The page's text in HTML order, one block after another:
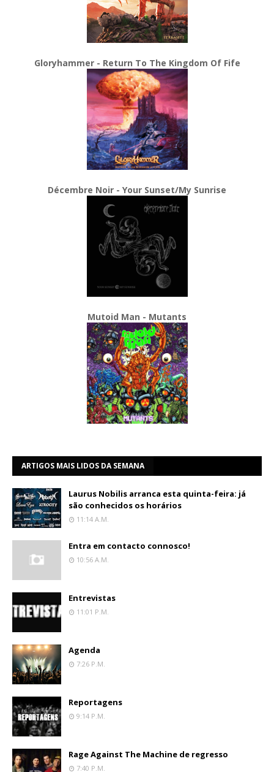
Gloryhammer - Return To The Kingdom Of Fife
Décembre Noir - Your Sunset/My Sunrise
Mutoid Man - Mutants
ARTIGOS MAIS LIDOS DA SEMANA
Laurus Nobilis arranca esta quinta-feira: já
são conhecidos os horários
11:14 A.m.
Entra em contacto connosco!
10:56 A.m.
Entrevistas
11:01 P.m.
Agenda
7:26 P.m.
Reportagens
9:14 P.m.
Rage Against The Machine de regresso
7:40 P.m.